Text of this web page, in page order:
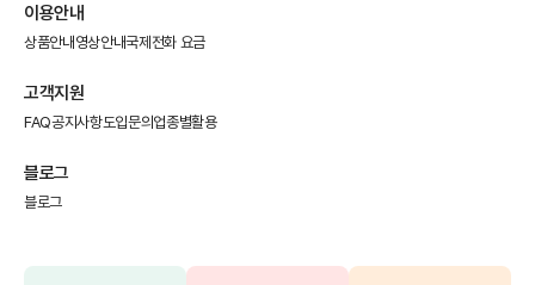
이용안내
상품안내 영상안내국제전화 요금
고객지원
FAQ공지사항도입문의 업종별활용
블로그
블로그